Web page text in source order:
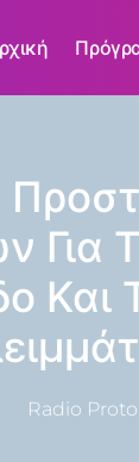
Για
Radio Proto